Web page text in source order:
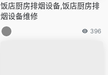
饭店厨房排烟设备,饭店厨房排
烟设备维修
396